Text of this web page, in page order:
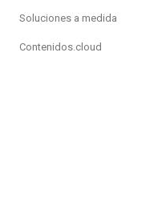
Soluciones a medida
Contenidos.cloud